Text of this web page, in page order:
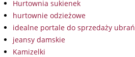
Hurtownia sukienek
hurtownie odzieżowe
idealne portale do sprzedaży ubrań
jeansy damskie
Kamizelki